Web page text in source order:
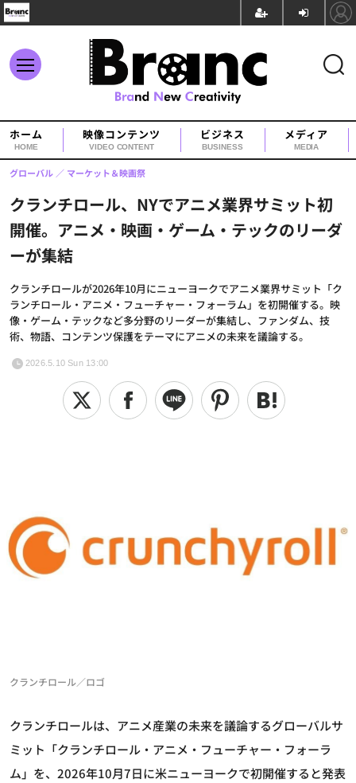
ホーム
HOME
映像コンテンツ
VIDEO CONTENT
ビジネス
BUSINESS
メディア
MEDIA
クランチロール、NYでアニメ業界サミット初
開催。アニメ・映画・ゲーム・テックのリーダ
ーが集結
クランチロールが2026年10月にニューヨークでアニメ業界サミット「ク
ランチロール・アニメ・フューチャー・フォーラム」を初開催する。映
像・ゲーム・テックなど多分野のリーダーが集結し、ファンダム、技
術、物語、コンテンツ保護をテーマにアニメの未来を議論する。
グローバル マーケット＆映画祭
2026.5.10 Sun 13:00
クランチロール／ロゴ
クランチロールは、アニメ産業の未来を議論するグローバルサ
ミット「クランチロール・アニメ・フューチャー・フォーラ
ム」を、2026年10月7日に米ニューヨークで初開催すると発表